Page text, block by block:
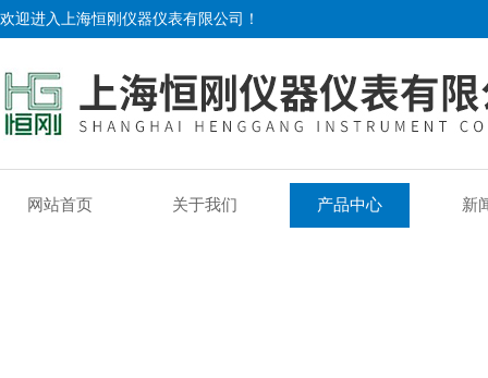
欢迎进入上海恒刚仪器仪表有限公司！
网站首页 关于我们 产品中心 新